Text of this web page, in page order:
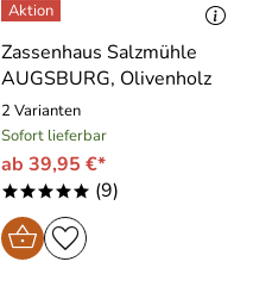
Zassenhaus Salzmühle
AUGSBURG, Olivenholz
2 Varianten
Sofort lieferbar
ab 39,95 €*
***** (9)